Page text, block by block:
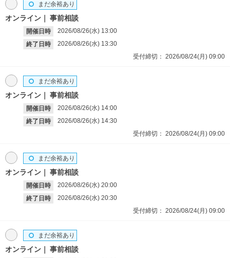
オンライン 事前相談
開催日時 2026/08/26(水) 13:00
終了日時
2026/08/26(水) 13:30
まだ余裕あり
受付締切： 2026/08/24(月) 09:00
オンライン 事前相談
開催日時 2026/08/26(水) 14:00
終了日時
2026/08/26(水) 14:30
まだ余裕あり
受付締切： 2026/08/24(月) 09:00
オンライン 事前相談
開催日時 2026/08/26(水) 20:00
終了日時
2026/08/26(水) 20:30
まだ余裕あり
受付締切： 2026/08/24(月) 09:00
オンライン 事前相談
まだ余裕あり